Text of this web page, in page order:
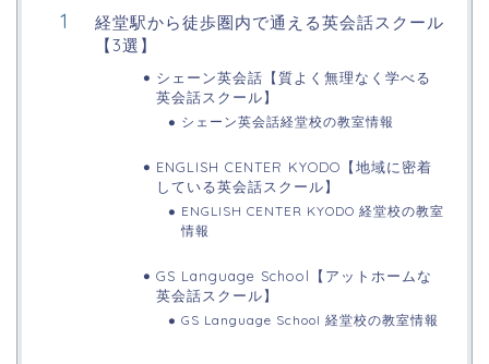
経堂駅から徒歩圏内で通える英会話スクール
【3選】
シェーン英会話【質よく無理なく学べる
英会話スクール】
シェーン英会話経堂校の教室情報
ENGLISH CENTER KYODO【地域に密着
している英会話スクール】
ENGLISH CENTER KYODO 経堂校の教室
情報
GS Language School【アットホームな
英会話スクール】
GS Language School 経堂校の教室情報